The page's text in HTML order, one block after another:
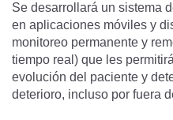
Se desarrollará un sistema
en aplicaciones móviles y
monitoreo permanente y
tiempo real) que les
evolución del paciente y
deterioro, incluso por fuera